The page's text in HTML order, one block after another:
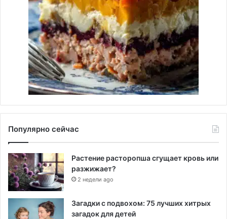
Популярно сейчас
Растение расторопша сгущает кровь или
разжижает?
2 недели ago
Загадки с подвохом: 75 лучших хитрых
загадок для детей